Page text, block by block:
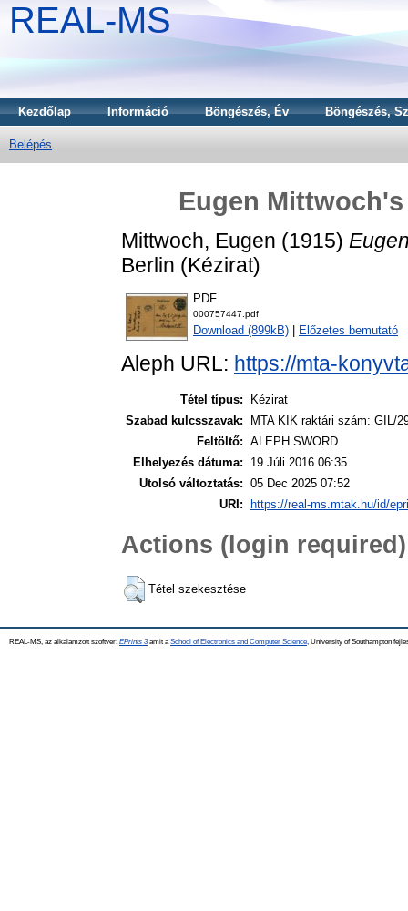
REAL-MS
Kezdőlap Információ Böngészés, Év Böngészés,
Belépés
Eugen
Mittwoch, Eugen (1915)
Berlin (Kézirat)
PDF
000757447.pdf
Download (899kB) Előzetes bemutató
Aleph URL: https://mta-
Tétel típus:
Kézirat
Szabad kulcsszavak:
MTA KIK raktári szám: GIL/
Feltöltő: ALEPH SWORD
Elhelyezés dátuma:
19 Júli 2016 06:35
Utolsó változtatás: 05 Dec 2025 07:52
URI:
https://real-ms.mtak.hu/id/
Actions (login required)
Tétel szekesztése
REAL-MS, az alkalamzott szoftver: EPrints 3amit a School of Electronics and Computer Science , University of Southampton